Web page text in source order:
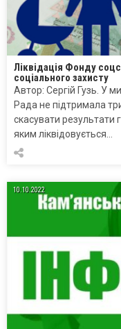
Ліквідація Фонду
соціального захисту
Автор: Сергій Гузь. У
Рада не підтримала
скасувати результати
яким ліквідовується…
10.10.2022